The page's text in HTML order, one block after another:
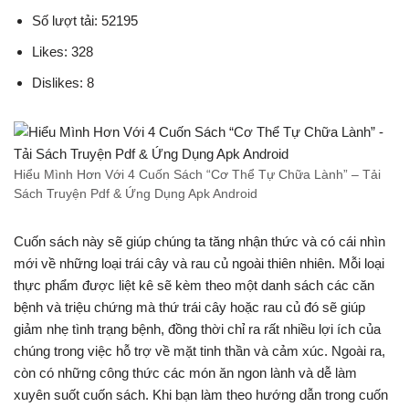
Số lượt tải: 52195
Likes: 328
Dislikes: 8
Hiểu Mình Hơn Với 4 Cuốn Sách “Cơ Thể Tự Chữa Lành” – Tải
Sách Truyện Pdf & Ứng Dụng Apk Android
Cuốn sách này sẽ giúp chúng ta tăng nhận thức và có cái nhìn
mới về những loại trái cây và rau củ ngoài thiên nhiên. Mỗi loại
thực phẩm được liệt kê sẽ kèm theo một danh sách các căn
bệnh và triệu chứng mà thứ trái cây hoặc rau củ đó sẽ giúp
giảm nhẹ tình trạng bệnh, đồng thời chỉ ra rất nhiều lợi ích của
chúng trong việc hỗ trợ về mặt tinh thần và cảm xúc. Ngoài ra,
còn có những công thức các món ăn ngon lành và dễ làm
xuyên suốt cuốn sách. Khi bạn làm theo hướng dẫn trong cuốn